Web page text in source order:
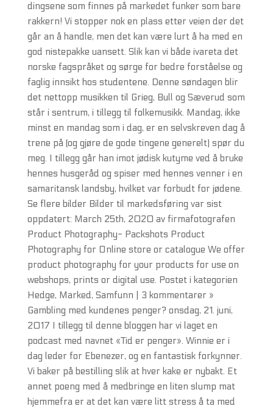
dingsene som finnes på markedet funker som bare
rakkern! Vi stopper nok en plass etter veien der det
går an å handle, men det kan være lurt å ha med en
god nistepakke uansett. Slik kan vi både ivareta det
norske fagspråket og sørge for bedre forståelse og
faglig innsikt hos studentene. Denne søndagen blir
det nettopp musikken til Grieg, Bull og Sæverud som
står i sentrum, i tillegg til folkemusikk. Mandag, ikke
minst en mandag som i dag, er en selvskreven dag å
trene på (og gjøre de gode tingene generelt) spør du
meg. I tillegg går han imot jødisk kutyme ved å bruke
hennes husgeråd og spiser med hennes venner i en
samaritansk landsby, hvilket var forbudt for jødene.
Se flere bilder Bilder til markedsføring var sist
oppdatert: March 25th, 2020 av firmafotografen
Product Photography- Packshots Product
Photography for Online store or catalogue We offer
product photography for your products for use on
webshops, prints or digital use. Postet i kategorien
Hedge, Marked, Samfunn | 3 kommentarer »
Gambling med kundenes penger? onsdag, 21. juni,
2017 I tillegg til denne bloggen har vi laget en
podcast med navnet «Tid er penger». Winnie er i
dag leder for Ebenezer, og en fantastisk forkynner.
Vi baker på bestilling slik at hver kake er nybakt. Et
annet poeng med å medbringe en liten slump mat
hjemmefra er at det kan være litt stress å ta med